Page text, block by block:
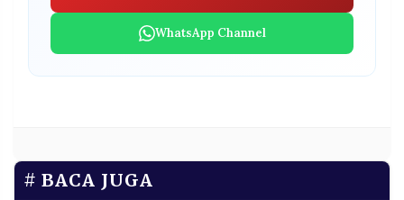
WhatsApp Channel
BACA JUGA